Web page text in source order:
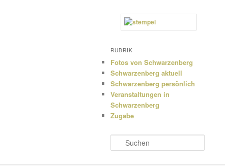
RUBRIK
Fotos von Schwarzenberg
Schwarzenberg aktuell
Schwarzenberg persönlich
Veranstaltungen in
Schwarzenberg
Zugabe
u